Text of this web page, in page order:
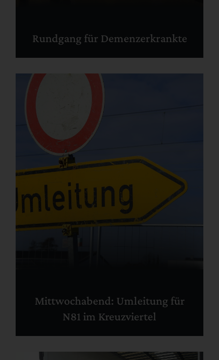
Rundgang für Demenzerkrankte
Mittwochabend: Umleitung für
N81 im Kreuzviertel